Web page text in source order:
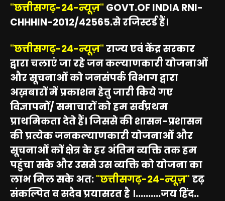
"छत्तीसगढ़-24-न्यूज़" GOVT.OF INDIA RNI-
CHHHIN-2012/42565.से रजिस्टर्ड हैं।
"छत्तीसगढ़-24-न्यूज़"राज्य एवं केंद्र सरकार
द्वारा चलाएं जा रहे जन कल्याणकारी योजनाओं
और सूचनाओं को जनसंपर्क विभाग द्वारा
अख़बारों में प्रकाशन हेतु जारी किये गए
विज्ञापनों/ समाचारों को हम सर्वप्रथम
प्राथमिकता देते हैं। जिससे की शासन-प्रशासन
की प्रत्येक जनकल्याणकारी योजनाओं और
सूचनाओं कों क्षेत्र के हर अंतिम व्यक्ति तक हम
पहुंचा सके और उससे उस व्यक्ति को योजना का
लाभ मिल सके अत:"छत्तीसगढ़-24-न्यूज़"दृढ़
संकल्पित व सदैव प्रयासरत है ।..........जय हिंद..